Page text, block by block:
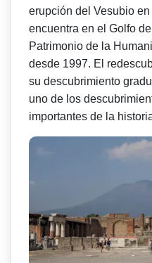
erupción del Vesubio
encuentra en el Golfo
Patrimonio de la
desde 1997. El
su descubrimiento
uno de los
importantes de la